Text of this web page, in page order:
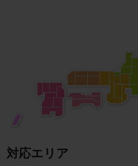
対応エリア